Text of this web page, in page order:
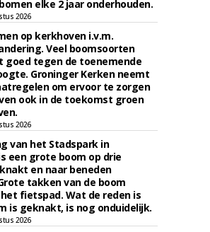
elke 2 jaar onderhouden.
2026
op kerkhoven i.v.m.
Veel boomsoorten
goed tegen de toenemende
Groninger Kerken neemt
om ervoor te zorgen
ook in de toekomst groen
2026
van het Stadspark in
een grote boom op drie
en naar beneden
takken van de boom
fietspad. Wat de reden is
is geknakt, is nog onduidelijk.
2026